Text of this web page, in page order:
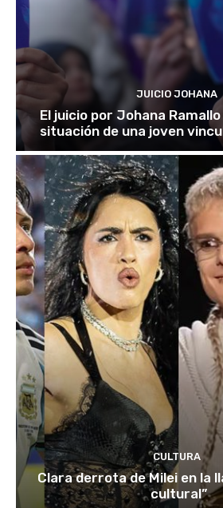
JUICIO JOHANA
El juicio por Johana
situación de una joven
CULTURA
Clara derrota de Milei en la
cultural”